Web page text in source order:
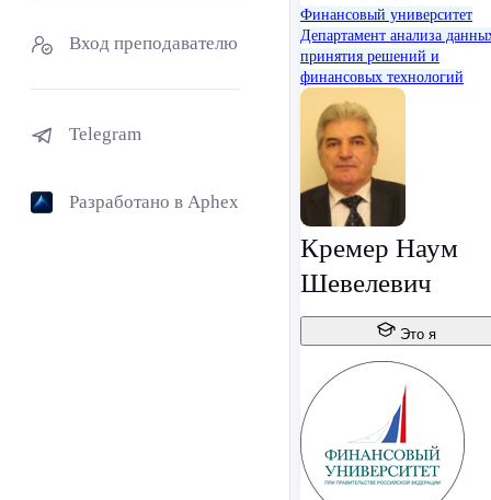
Вход преподавателю
Telegram
Разработано в Aphex
Финансовый университет
Департамент анализа
принятия решений и
финансовых технологий
Кремер Наум
Шевелевич
Это я